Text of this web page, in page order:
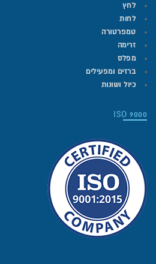
לחץ
לחות
טמפרטורה
זרימה
מפלס
ברזים ומפעילים
כיול ושונות
ISO 9000